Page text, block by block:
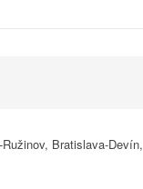
Bratislava-Devín,